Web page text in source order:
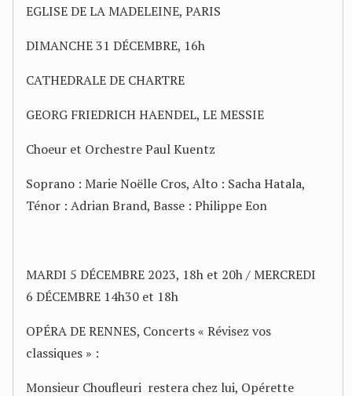
EGLISE DE LA MADELEINE, PARIS
DIMANCHE 31 DÉCEMBRE, 16h
CATHEDRALE DE CHARTRE
GEORG FRIEDRICH HAENDEL, LE MESSIE
Choeur et Orchestre Paul Kuentz
Soprano : Marie Noëlle Cros, Alto : Sacha Hatala,
Ténor : Adrian Brand, Basse : Philippe Eon
MARDI 5 DÉCEMBRE 2023, 18h et 20h / MERCREDI
6 DÉCEMBRE 14h30 et 18h
OPÉRA DE RENNES, Concerts « Révisez vos
classiques » :
Monsieur Choufleuri restera chez lui, Opérette